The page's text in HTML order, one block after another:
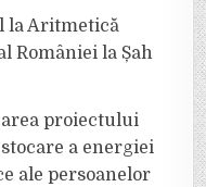
la Aritmetică
României la Șah
proiectului
a energiei
ale persoanelor